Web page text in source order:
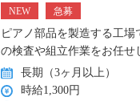
NEW 急募
ピアノ部品を製造する工場
の検査や組立作業をお任せ
目… 長期（3ヶ月以上）
時給1,300円